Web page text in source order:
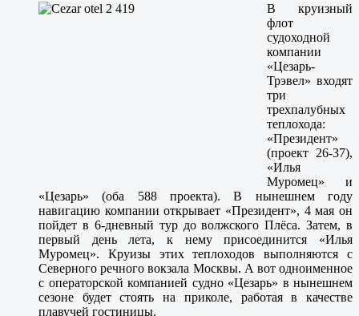
В круизный
флот
судоходной
компании
«Цезарь-
Трэвел» входят
три
трехпалубных
теплохода:
«Президент»
(проект 26-37),
«Илья
Муромец» и
«Цезарь» (оба 588 проекта). В нынешнем году
навигацию компании открывает «Президент», 4 мая он
пойдет в 6-дневный тур до волжского Плёса. Затем, в
первый день лета, к нему присоединится «Илья
Муромец». Круизы этих теплоходов выполняются с
Северного речного вокзала Москвы. А вот одноименное
с операторской компанией судно «Цезарь» в нынешнем
сезоне будет стоять на приколе, работая в качестве
плавучей гостиницы.